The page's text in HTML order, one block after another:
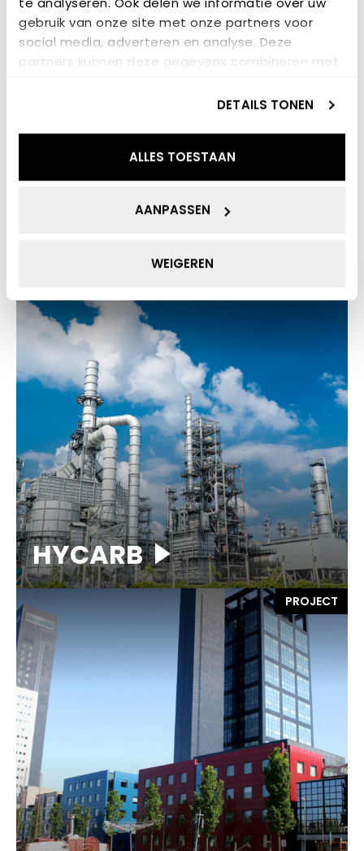
gebruik van onze site met onze partners voor
social media, adverteren en analyse. Deze
partners kunnen deze gegevens combineren met
die ze hebben verzameld op basis van uw gebruik
DETAILS TONEN
ALLES TOESTAAN
AANPASSEN
WEIGEREN
Partners:4 partners
Domeinen:
Technisch + Economisch
GERELATEERD
PROJECTEN
HYCARB
PROJECT